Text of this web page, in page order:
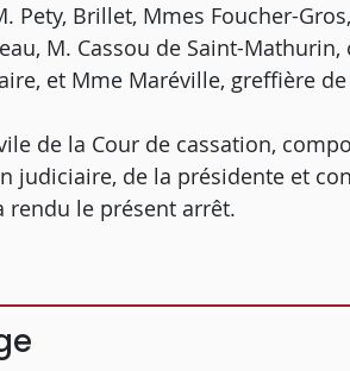
Pety, Brillet, Mmes Foucher-
M. Cassou de Saint-
et Mme Maréville, greffière
de la Cour de cassation,
judiciaire, de la présidente et
rendu le présent arrêt.